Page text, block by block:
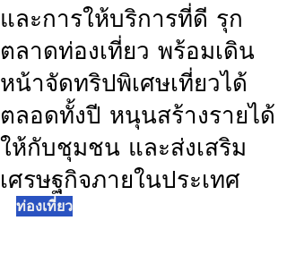
และการให้บริการที่ดี รุก
ตลาดท่องเที่ยว พร้อมเดิน
หน้าจัดทริปพิเศษเที่ยวได้
ตลอดทั้งปี หนุนสร้างรายได้
ให้กับชุมชน และส่งเสริม
เศรษฐกิจภายในประเทศ
ท่องเที่ยว